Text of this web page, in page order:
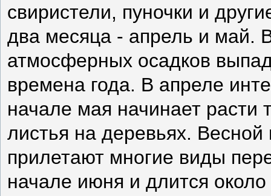
свиристели, пуночки и
два месяца - апрель и май.
атмосферных осадков
времена года. В апреле
начале мая начинает расти
листья на деревьях.
прилетают многие виды
начале июня и длится